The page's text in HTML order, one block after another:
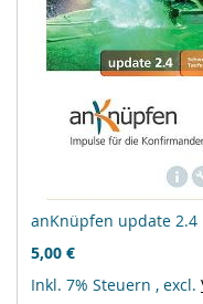
anKnüpfen update 2.4
5,00 €
Inkl. 7% Steuern , excl.